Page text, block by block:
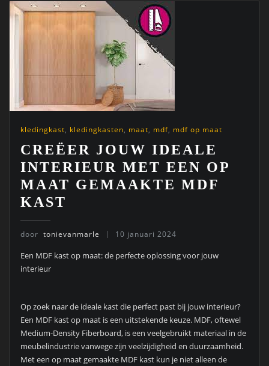
kledingkast, kledingkasten, maat, mdf, mdf op maat
CREËER JOUW IDEALE
INTERIEUR MET EEN OP
MAAT GEMAAKTE MDF
KAST
door tonievanmarle 10 januari 2024
Een MDF kast op maat: de perfecte oplossing voor jouw
interieur
Op zoek naar de ideale kast die perfect past bij jouw interieur?
Een MDF kast op maat is een uitstekende keuze. MDF, oftewel
Medium-Density Fiberboard, is een veelgebruikt materiaal in de
meubelindustrie vanwege zijn veelzijdigheid en duurzaamheid.
Met een op maat gemaakte MDF kast kun je niet alleen de